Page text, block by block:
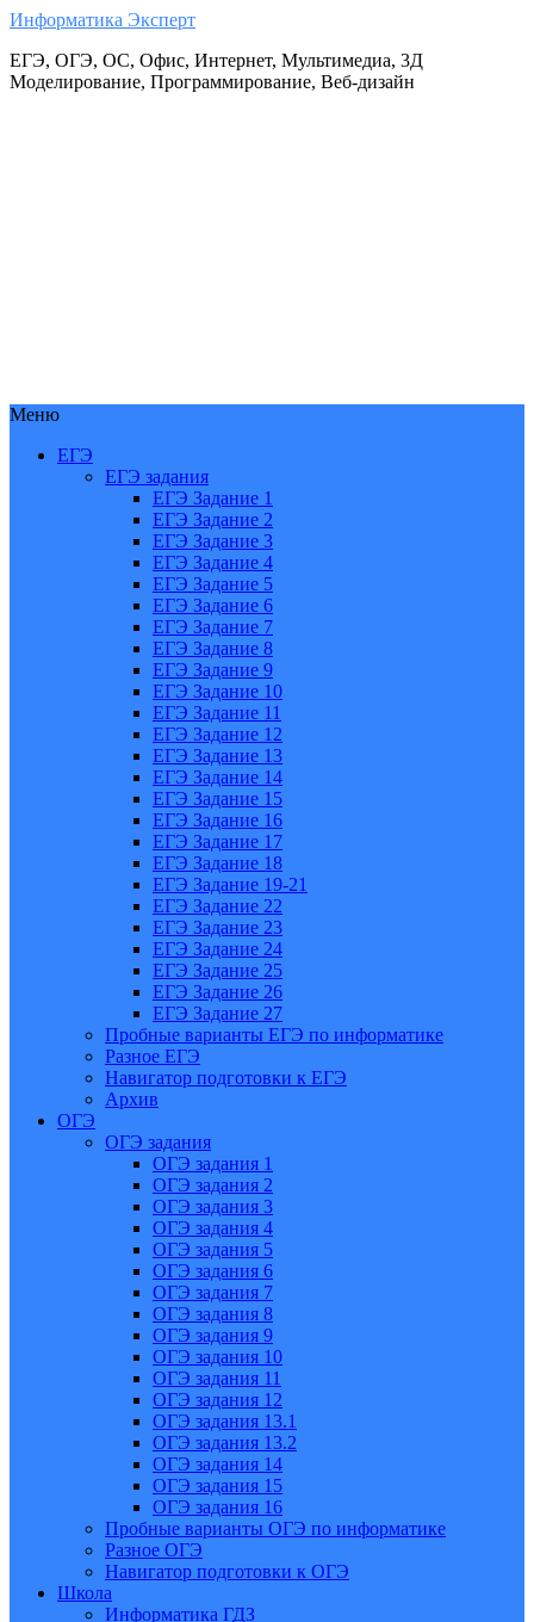
Информатика Эксперт
ЕГЭ, ОГЭ, ОС, Офис, Интернет, Мультимедиа, 3Д
Моделирование, Программирование, Веб-дизайн
Меню
ЕГЭ
ЕГЭ задания
ЕГЭ Задание 1
ЕГЭ Задание 2
ЕГЭ Задание 3
ЕГЭ Задание 4
ЕГЭ Задание 5
ЕГЭ Задание 6
ЕГЭ Задание 7
ЕГЭ Задание 8
ЕГЭ Задание 9
ЕГЭ Задание 10
ЕГЭ Задание 11
ЕГЭ Задание 12
ЕГЭ Задание 13
ЕГЭ Задание 14
ЕГЭ Задание 15
ЕГЭ Задание 16
ЕГЭ Задание 17
ЕГЭ Задание 18
ЕГЭ Задание 19-21
ЕГЭ Задание 22
ЕГЭ Задание 23
ЕГЭ Задание 24
ЕГЭ Задание 25
ЕГЭ Задание 26
ЕГЭ Задание 27
Пробные варианты ЕГЭ по информатике
Разное ЕГЭ
Навигатор подготовки к ЕГЭ
Архив
ОГЭ
ОГЭ задания
ОГЭ задания 1
ОГЭ задания 2
ОГЭ задания 3
ОГЭ задания 4
ОГЭ задания 5
ОГЭ задания 6
ОГЭ задания 7
ОГЭ задания 8
ОГЭ задания 9
ОГЭ задания 10
ОГЭ задания 11
ОГЭ задания 12
ОГЭ задания 13.1
ОГЭ задания 13.2
ОГЭ задания 14
ОГЭ задания 15
ОГЭ задания 16
Пробные варианты ОГЭ по информатике
Разное ОГЭ
Навигатор подготовки к ОГЭ
Школа
Информатика ГДЗ